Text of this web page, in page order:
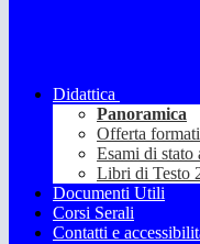
Didattica
Panoramica
Offerta
Esami di stato
Libri di Testo
Documenti Utili
Corsi Serali
Contatti e